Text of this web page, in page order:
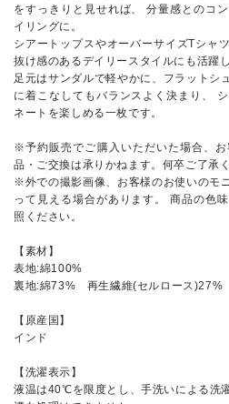
をすっきりと見せれば、 分量感とのコ
イリングに。
シアートップスやオーバーサイズTシャ
抜け感のあるデイリースタイルにも活躍し
足元はサンダルで軽やかに、フラットシ
に着こなしてもバランスよく決まり、
ネートを楽しめる一枚です。
※予約販売でご購入いただいた場合、
品・ご交換は承りかねます。何卒ご了承く
※外での撮影画像、お客様のお使いのモ
って見える場合があります。 商品の色
照ください。
【素材】
表地:綿100%
裏地:綿73% 再生繊維(セルロース)27%
【原産国】
インド
【洗濯表示】
液温は40℃を限度とし、手洗いによる洗